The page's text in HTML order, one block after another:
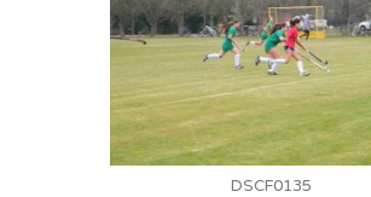
DSCF0135